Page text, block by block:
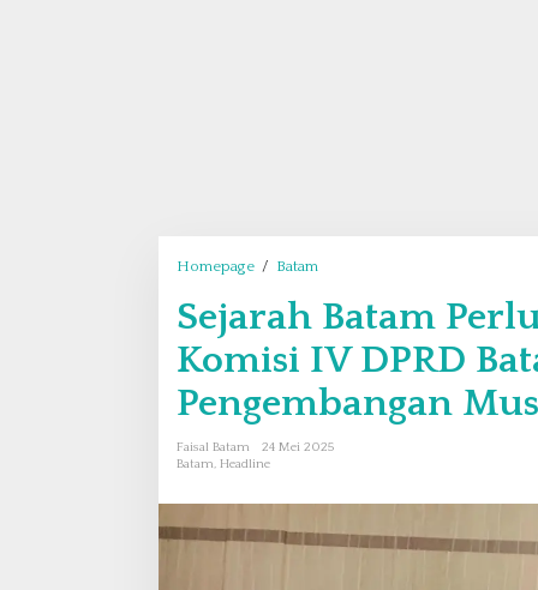
Homepage / Batam
a
h
a
m
Sejarah Batam
Komisi IV DPRD
Pengembangan
Faisal Batam
24 Mei 2025
Batam, Headline